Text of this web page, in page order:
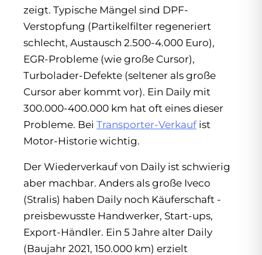
zeigt. Typische Mängel sind DPF-
Verstopfung (Partikelfilter regeneriert
schlecht, Austausch 2.500-4.000 Euro),
EGR-Probleme (wie große Cursor),
Turbolader-Defekte (seltener als große
Cursor aber kommt vor). Ein Daily mit
300.000-400.000 km hat oft eines dieser
Probleme. Bei Transporter-Verkauf ist
Motor-Historie wichtig.
Der Wiederverkauf von Daily ist schwierig
aber machbar. Anders als große Iveco
(Stralis) haben Daily noch Käuferschaft -
preisbewusste Handwerker, Start-ups,
Export-Händler. Ein 5 Jahre alter Daily
(Baujahr 2021, 150.000 km) erzielt